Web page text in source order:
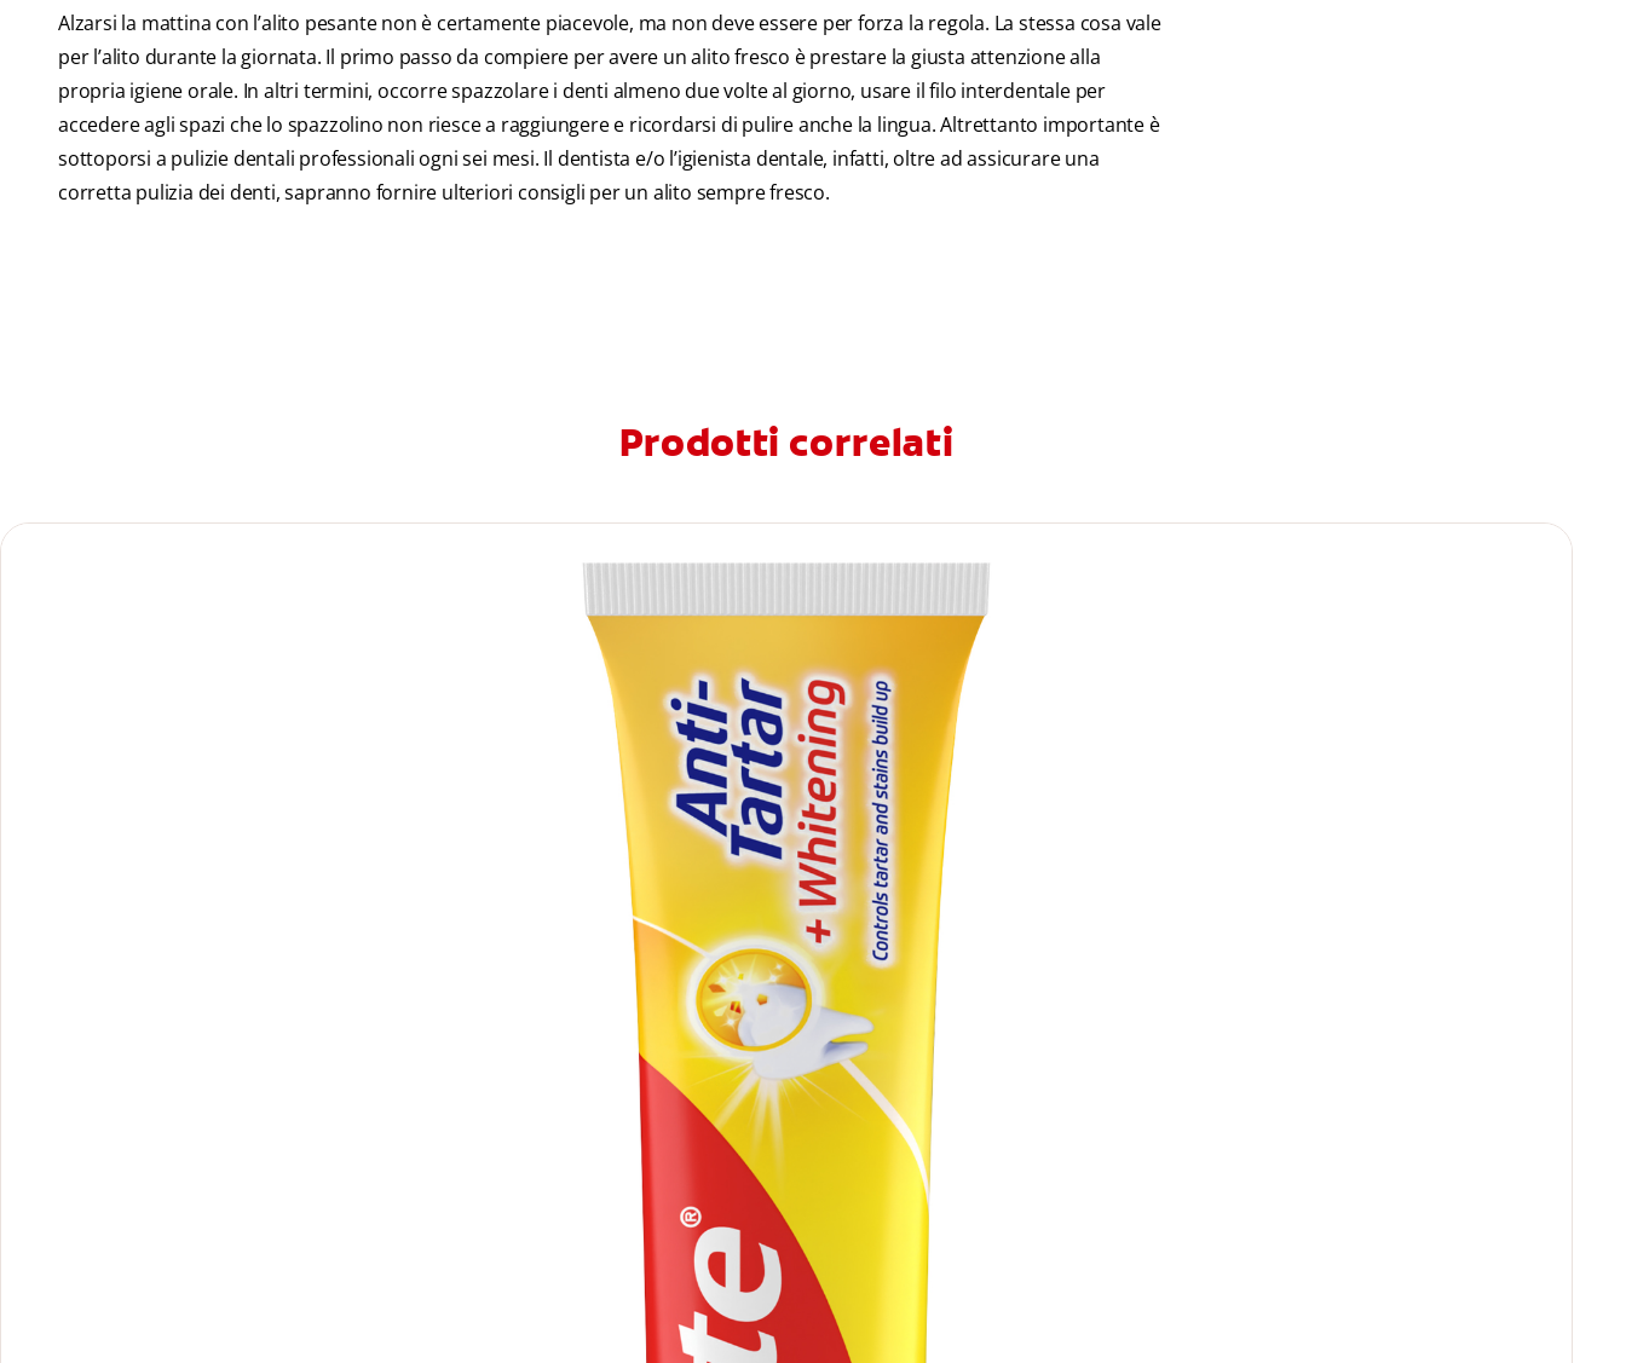
Alzarsi la mattina con l’alito pesante non è certamente piacevole, ma non deve essere per forza la regola. La stessa cosa vale
per l’alito durante la giornata. Il primo passo da compiere per avere un alito fresco è prestare la giusta attenzione alla
propria igiene orale. In altri termini, occorre spazzolare i denti almeno due volte al giorno, usare il filo interdentale per
accedere agli spazi che lo spazzolino non riesce a raggiungere e ricordarsi di pulire anche la lingua. Altrettanto importante è
sottoporsi a pulizie dentali professionali ogni sei mesi. Il dentista e/o l’igienista dentale, infatti, oltre ad assicurare una
corretta pulizia dei denti, sapranno fornire ulteriori consigli per un alito sempre fresco.
Prodotti correlati